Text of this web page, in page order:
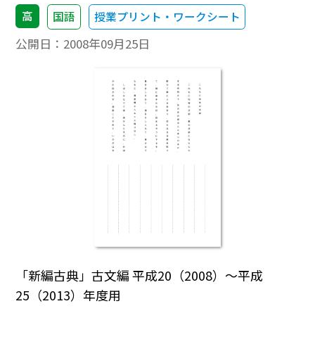
高 国語 授業プリント・ワークシート
公開日： 2008年09月25日
「新編古典」古文編 平成20（2008）～平成
25（2013）年度用